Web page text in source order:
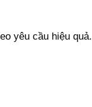
yêu cầu hiệu quả.